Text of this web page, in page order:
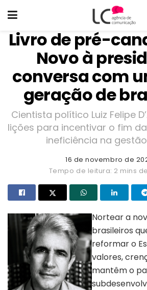
Livro de pré-
Novo à
conversa com
geração de
Cientista político Luiz Felipe
lições para incentivar o fim
ineficiência na
16 de novembro de
Tempo de leitura: 2 mins
Nortear a
brasileiros
reformar o
valores,
mantêm o